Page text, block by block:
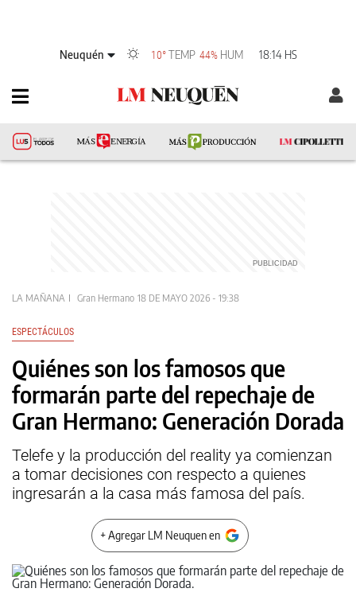
Neuquén 10° TEMP 44% HUM 18:14 HS
LA MAÑANA Gran Hermano 18 DE MAYO 2026 - 19:38
ESPECTÁCULOS
Quiénes son los famosos que
formarán parte del repechaje de
Gran Hermano: Generación Dorada
Telefe y la producción del reality ya comienzan
a tomar decisiones con respecto a quienes
ingresarán a la casa más famosa del país.
+ Agregar LM Neuquen en